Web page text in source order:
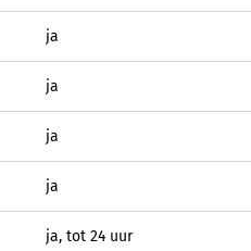
ja
ja
ja
ja
ja, tot 24 uur